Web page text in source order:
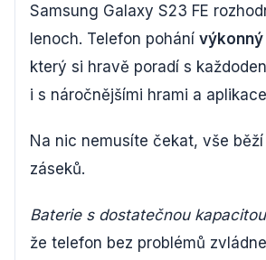
Samsung Galaxy S23 FE
lenoch. Telefon pohání
který si hravě poradí s
i s náročnějšími hrami a
Na nic nemusíte čekat, vše
záseků.
Baterie s dostatečnou kapacitou
že telefon bez problémů